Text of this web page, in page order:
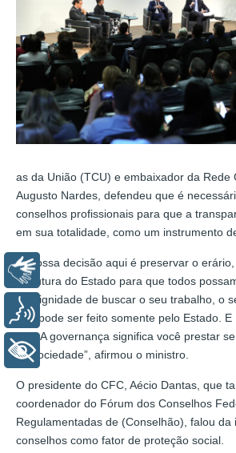
as da União (TCU) e embaixador da Rede
Augusto Nardes, defendeu que é
conselhos profissionais para que a
em sua totalidade, como um instrumento
“A nossa decisão aqui é preservar o
estrutura do Estado para que todos
ter dignidade de buscar o seu trabalho, o
não pode ser feito somente pelo Estado.
nós! A governança significa você prestar
da sociedade”, afirmou o ministro.
O presidente do CFC, Aécio Dantas, que
coordenador do Fórum dos Conselhos
Regulamentadas de (Conselhão), falou da
conselhos como fator de proteção social.
Libras
+ Acessibilidade